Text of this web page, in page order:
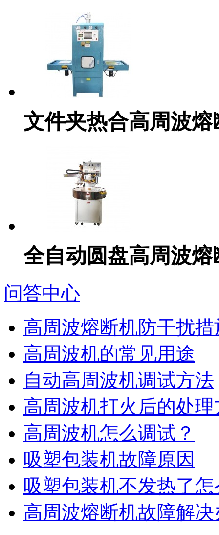
文件夹热合高周波熔
全自动圆盘高周波熔
问答中心
高周波熔断机防干扰措
高周波机的常见用途
自动高周波机调试方法
高周波机打火后的处理
高周波机怎么调试？
吸塑包装机故障原因
吸塑包装机不发热了
高周波熔断机故障解决